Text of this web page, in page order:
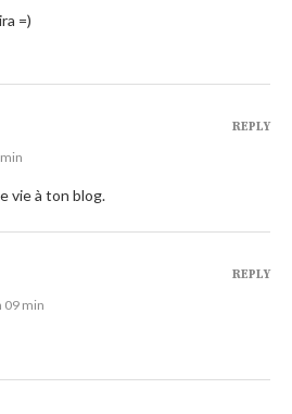
=)
vie à ton blog.
REPLY
09 min
REPLY